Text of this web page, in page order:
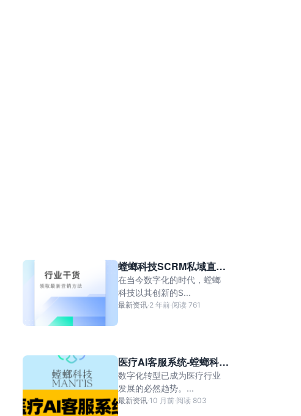
螳螂科技SCRM私域直播
系统，“裂变式”传播
在当今数字化的时代，螳螂
科技以其创新的S...
最新资讯·2 年前·阅读 761
医疗AI客服系统-螳螂科
技：驱动医疗服务数字化
转型，构建智能服务新生
态
数字化转型已成为医疗行业
发展的必然趋势。...
最新资讯·10 月前·阅读 803